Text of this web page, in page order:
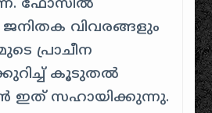
ഫോസിൽ
വിവരങ്ങളും
പ്രാചീന
കൂടുതൽ
ഇത് സഹായിക്കുന്നു.